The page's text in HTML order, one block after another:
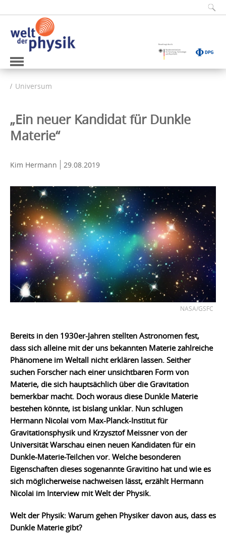
Universum
„Ein neuer Kandidat für Dunkle
Materie“
Kim Hermann 29.08.2019
NASA/GSFC
Bereits in den 1930er-Jahren stellten Astronomen fest,
dass sich alleine mit der uns bekannten Materie zahlreiche
Phänomene im Weltall nicht erklären lassen. Seither
suchen Forscher nach einer unsichtbaren Form von
Materie, die sich hauptsächlich über die Gravitation
bemerkbar macht. Doch woraus diese Dunkle Materie
bestehen könnte, ist bislang unklar. Nun schlugen
Hermann Nicolai vom Max-Planck-Institut für
Gravitationsphysik und Krzysztof Meissner von der
Universität Warschau einen neuen Kandidaten für ein
Dunkle-Materie-Teilchen vor. Welche besonderen
Eigenschaften dieses sogenannte Gravitino hat und wie es
sich möglicherweise nachweisen lässt, erzählt Hermann
Nicolai im Interview mit Welt der Physik.
Welt der Physik: Warum gehen Physiker davon aus, dass es
Dunkle Materie gibt?